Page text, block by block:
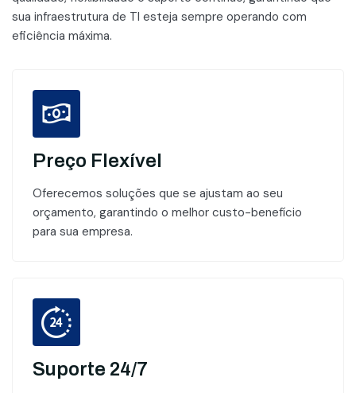
sua infraestrutura de TI esteja sempre operando com
eficiência máxima.
Preço Flexível
Oferecemos soluções que se ajustam ao seu
orçamento, garantindo o melhor custo-benefício
para sua empresa.
Suporte 24/7